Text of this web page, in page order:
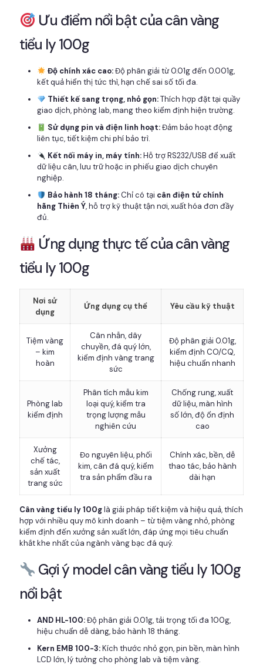
Ưu điểm nổi bật của cân vàng
tiểu ly 100g
Độ chính xác cao:Độ phân giải từ 0.01g đến 0.001g,
kết quả hiển thị tức thì, hạn chế sai số tối đa.
Thiết kế sang trọng, nhỏ gọn:Thích hợp đặt tại quầy
giao dịch, phòng lab, mang theo kiểm định hiện trường.
Sử dụng pin và điện linh hoạt:Đảm bảo hoạt động
liên tục, tiết kiệm chi phí bảo trì.
Kết nối máy in, máy tính:Hỗ trợ RS232/USB để xuất
dữ liệu cân, lưu trữ hoặc in phiếu giao dịch chuyên
nghiệp.
Bảo hành 18 tháng:Chỉ có tại cân điện tử chính
hãng Thiên Ý, hỗ trợ kỹ thuật tận nơi, xuất hóa đơn đầy
đủ.
Ứng dụng thực tế của cân vàng
tiểu ly 100g
Nơi sử
dụng
Ứng dụng cụ thể Yêu cầu kỹ thuật
Tiệm vàng
– kim
hoàn
Cân nhẫn, dây
chuyền, đá quý lớn,
kiểm định vàng trang
sức
Độ phân giải 0.01g,
kiểm định CO/CQ,
hiệu chuẩn nhanh
Phòng lab
kiểm định
Phân tích mẫu kim
loại quý, kiểm tra
trọng lượng mẫu
nghiên cứu
Chống rung, xuất
dữ liệu, màn hình
số lớn, độ ổn định
cao
Xưởng
chế tác,
sản xuất
trang sức
Đo nguyên liệu, phối
kim, cân đá quý, kiểm
tra sản phẩm đầu ra
Chính xác, bền, dễ
thao tác, bảo hành
dài hạn
Cân vàng tiểu ly 100glà giải pháp tiết kiệm và hiệu quả, thích
hợp với nhiều quy mô kinh doanh – từ tiệm vàng nhỏ, phòng
kiểm định đến xưởng sản xuất lớn, đáp ứng mọi tiêu chuẩn
khắt khe nhất của ngành vàng bạc đá quý.
Gợi ý model cân vàng tiểu ly 100g
nổi bật
AND HL-100:Độ phân giải 0.01g, tải trọng tối đa 100g,
hiệu chuẩn dễ dàng, bảo hành 18 tháng.
Kern EMB 100-3:Kích thước nhỏ gọn, pin bền, màn hình
LCD lớn, lý tưởng cho phòng lab và tiệm vàng.